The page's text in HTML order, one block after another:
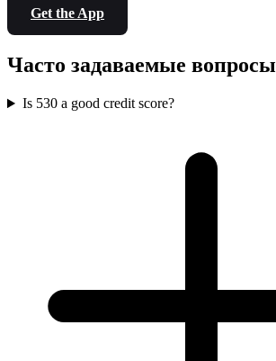
Get the App
Часто задаваемые вопросы
Is 530 a good credit score?